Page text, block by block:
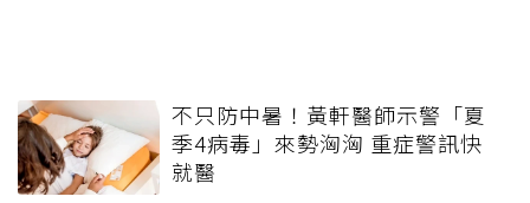
不只防中暑！黃軒醫師示警「夏
季4病毒」來勢洶洶 重症警訊快
就醫